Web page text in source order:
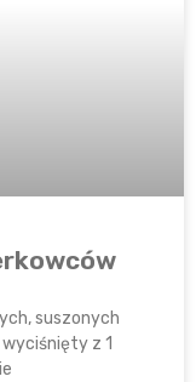
suszonych
z 1